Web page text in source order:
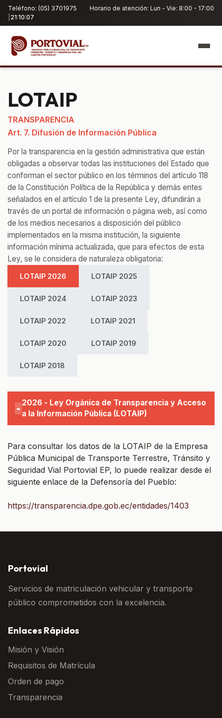
Teléfono: (05) 3701975
Horario de atención: Lun - Vie: 8:00 - 17:00
21:10:07
LOTAIP
TRANSPARENCIA
Art. 7. Difusión de Información Pública
Por la transparencia en la gestión administrativa que están
obligadas a observar todas las instituciones del Estado que
conforman el sector público en los términos del artículo 118
de la Constitución Política de la República y demás entes
señalados en el artículo 1 de la presente Ley, difundirán a
través de un portal de información o página web, así como
de los medios necesarios a disposición del público
implementados en la misma institución, la siguiente
información mínima actualizada, que para efectos de esta
Ley, se le considera de naturaleza obligatoria:
LOTAIP 2026 LOTAIP 2025
LOTAIP 2024 LOTAIP 2023
LOTAIP 2022 LOTAIP 2021
LOTAIP 2020 LOTAIP 2019
LOTAIP 2018
- 2026 - Ley Orgánica de Transparencia y Acceso
a la Información Pública (LOTAIP)
Para consultar los datos de la LOTAIP de la Empresa
Pública Municipal de Transporte Terrestre, Tránsito y
Seguridad Vial Portovial EP, lo puede realizar desde el
siguiente enlace de la Defensoría del Pueblo:
https://transparencia.dpe.gob.ec/entidades/1403
Portovial
Servicios de matriculación vehicular y transporte
público comprometidos con la excelencia.
Enlaces Rápidos
Misión y Visión
Requisitos de Matrícula
Orden de pago
Transparencia